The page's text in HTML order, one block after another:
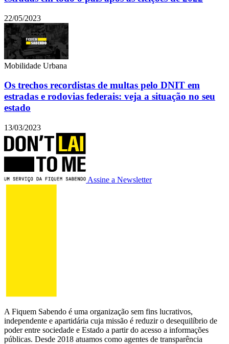
22/05/2023
Mobilidade Urbana
Os trechos recordistas de multas pelo DNIT em
estradas e rodovias federais: veja a situação no seu
estado
13/03/2023
Assine a Newsletter
A Fiquem Sabendo é uma organização sem fins lucrativos,
independente e apartidária cuja missão é reduzir o desequilíbrio de
poder entre sociedade e Estado a partir do acesso a informações
públicas. Desde 2018 atuamos como agentes de transparência